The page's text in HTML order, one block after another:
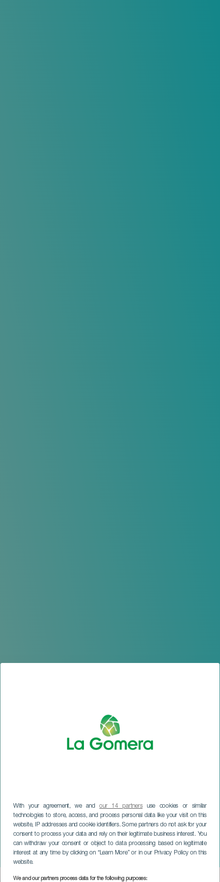
With your agreement, we andour 14 partnersuse cookies or similar
technologies to store, access, and process personal data like your visit on this
website, IP addresses and cookie identifiers. Some partners do not ask for your
consent to process your data and rely on their legitimate business interest. You
can withdraw your consent or object to data processing based on legitimate
interest at any time by clicking on “Learn More” or in our Privacy Policy on this
website.
We and our partners process data for the following purposes:
Marché de Noël au parc El
Curato
LA GOMERA